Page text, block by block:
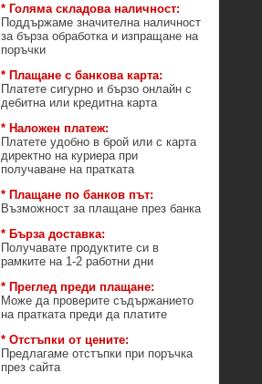
* Голяма складова наличност:
Поддържаме значителна наличност
за бърза обработка и изпращане на
поръчки
* Плащане с банкова карта:
Платете сигурно и бързо онлайн с
дебитна или кредитна карта
* Наложен платеж:
Платете удобно в брой или с карта
директно на куриера при
получаване на пратката
* Плащане по банков път:
Възможност за плащане през банка
* Бърза доставка:
Получавате продуктите си в
рамките на 1-2 работни дни
* Преглед преди плащане:
Може да проверите съдържанието
на пратката преди да платите
* Отстъпки от цените:
Предлагаме отстъпки при поръчка
през сайта